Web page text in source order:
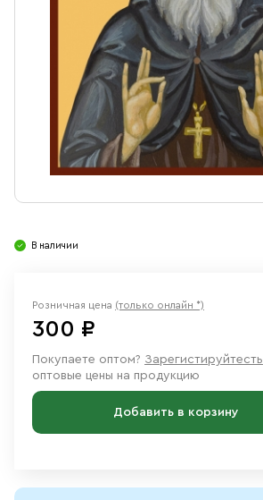
Ювелирные изделия
В наличии
Розничная цена (только онлайн *)
300 ₽
Покупаете оптом? Зарегистируйтесть
оптовые цены на продукцию
Добавить в корзину